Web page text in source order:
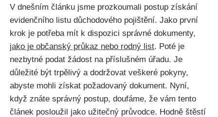
V dnešním článku jsme prozkoumali postup získání
evidenčního listu důchodového pojištění. Jako první
krok je potřeba mít k dispozici správné dokumenty,
jako je občanský průkaz nebo rodný list. Poté je
nezbytné podat žádost na příslušném úřadu. Je
důležité být trpělivý a dodržovat veškeré pokyny,
abyste mohli získat požadovaný dokument. Nyní,
když znáte správný postup, doufáme, že vám tento
článek posloužil jako užitečný průvodce. Hodně štěstí